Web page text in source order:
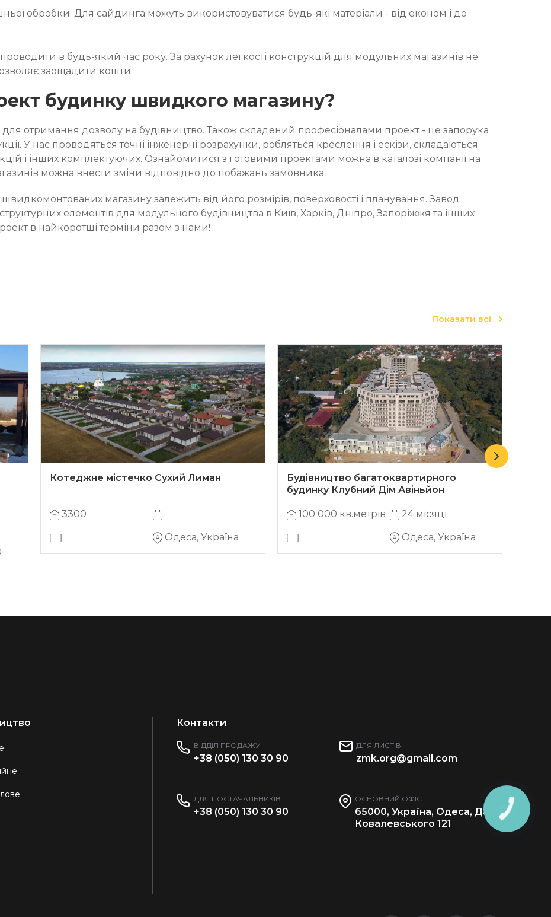
обробки. Для сайдинга можуть використовуватися будь-які матеріали - від економ і до
в будь-який час року. За рахунок легкості конструкцій для модульних магазинів не
заощадити кошти.
будинку швидкого магазину?
для отримання дозволу на будівництво. Також складений професіоналами проект - це запорука
У нас проводяться точні інженерні розрахунки, робляться креслення і ескізи, складаються
і інших комплектуючих. Ознайомитися з готовими проектами можна в каталозі компанії на
можна внести зміни відповідно до побажань замовника.
магазину залежить від його розмірів, поверховості і планування. Завод
елементів для модульного будівництва в Київ, Харків, Дніпро, Запоріжжя та інших
в найкоротші терміни разом з нами!
Показати всі
Котеджне містечко Сухий Лиман
3300
Одеса, Україна
Будівництво багатоквартирного
будинку Клубний Дім Авіньйон
100 000 кв.метрів 24 місяці
Одеса, Україна
Контакти
ВІДДІЛ ПРОДАЖУ
+38 (050) 130 30 90
ДЛЯ ПОСТАЧАЛЬНИКІВ
+38 (050) 130 30 90
ДЛЯ ЛИСТІВ
zmk.org@gmail.com
ОСНОВНИЙ ОФІС
65000, Україна, Одеса, Дача
Ковалевського 121